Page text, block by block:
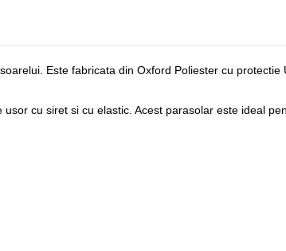
Este fabricata din Oxford Poliester cu protectie
cu siret si cu elastic. Acest parasolar este ideal